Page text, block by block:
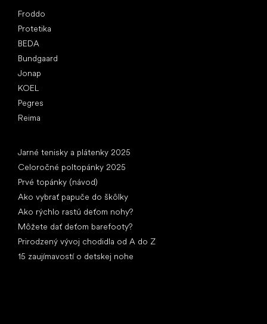
Froddo
Protetika
BEDA
Bundgaard
Jonap
KOEL
Pegres
Reima
Jarné tenisky a plátenky 2025
Celoročné poltopánky 2025
Prvé topánky (návod)
Ako vybrať papuče do škôlky
Ako rýchlo rastú deťom nohy?
Môžete dať deťom barefooty?
Prirodzený vývoj chodidla od A do Z
15 zaujímavostí o detskej nohe